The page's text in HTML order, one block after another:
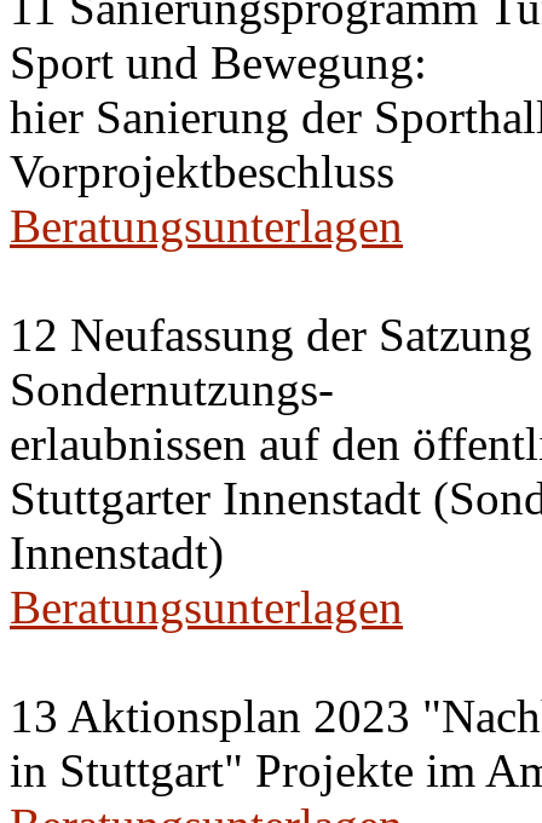
Sport und Bewegung:
hier Sanierung der
Vorprojektbeschluss
Beratungsunterlagen
12 Neufassung der
Sondernutzungs-
erlaubnissen auf den
Stuttgarter Innenstadt
Innenstadt)
Beratungsunterlagen
13 Aktionsplan 2023
in Stuttgart" Projekte im